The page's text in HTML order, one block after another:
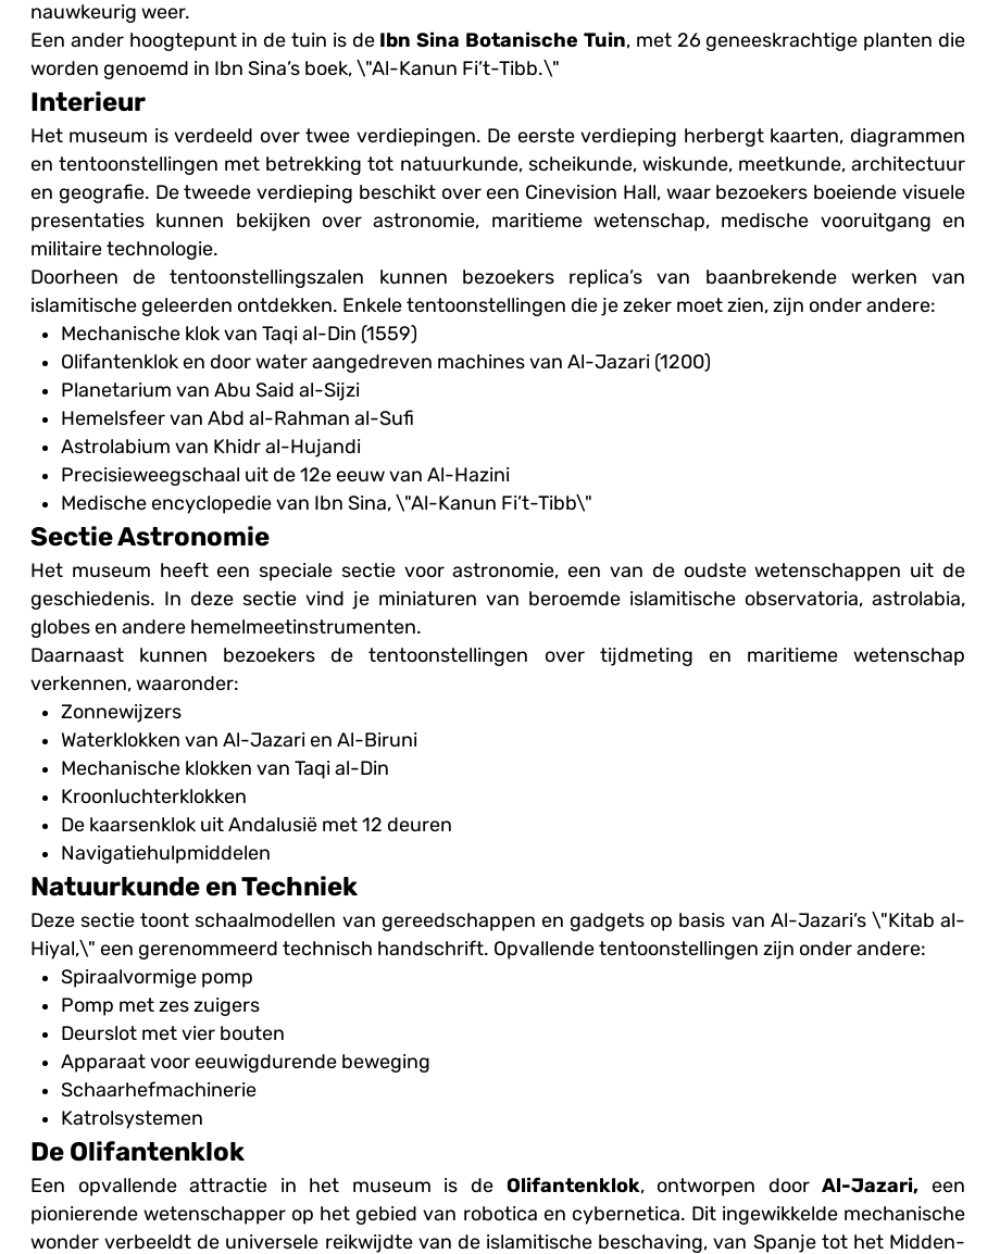
nauwkeurig weer.
Een ander hoogtepunt in de tuin is de Ibn Sina Botanische Tuin, met 26 geneeskrachtige planten die
worden genoemd in Ibn Sina’s boek, \"Al-Kanun Fi’t-Tibb.\"
Interieur
Het museum is verdeeld over twee verdiepingen. De eerste verdieping herbergt kaarten, diagrammen
en tentoonstellingen met betrekking tot natuurkunde, scheikunde, wiskunde, meetkunde, architectuur
en geografie. De tweede verdieping beschikt over een Cinevision Hall, waar bezoekers boeiende visuele
presentaties kunnen bekijken over astronomie, maritieme wetenschap, medische vooruitgang en
militaire technologie.
Doorheen de tentoonstellingszalen kunnen bezoekers replica’s van baanbrekende werken van
islamitische geleerden ontdekken. Enkele tentoonstellingen die je zeker moet zien, zijn onder andere:
Mechanische klok van Taqi al-Din (1559)
Olifantenklok en door water aangedreven machines van Al-Jazari (1200)
Planetarium van Abu Said al-Sijzi
Hemelsfeer van Abd al-Rahman al-Sufi
Astrolabium van Khidr al-Hujandi
Precisieweegschaal uit de 12e eeuw van Al-Hazini
Medische encyclopedie van Ibn Sina, \"Al-Kanun Fi’t-Tibb\"
Sectie Astronomie
Het museum heeft een speciale sectie voor astronomie, een van de oudste wetenschappen uit de
geschiedenis. In deze sectie vind je miniaturen van beroemde islamitische observatoria, astrolabia,
globes en andere hemelmeetinstrumenten.
Daarnaast kunnen bezoekers de tentoonstellingen over tijdmeting en maritieme wetenschap
verkennen, waaronder:
Zonnewijzers
Waterklokken van Al-Jazari en Al-Biruni
Mechanische klokken van Taqi al-Din
Kroonluchterklokken
De kaarsenklok uit Andalusië met 12 deuren
Navigatiehulpmiddelen
Natuurkunde en Techniek
Deze sectie toont schaalmodellen van gereedschappen en gadgets op basis van Al-Jazari’s \"Kitab al-
Hiyal,\" een gerenommeerd technisch handschrift. Opvallende tentoonstellingen zijn onder andere:
Spiraalvormige pomp
Pomp met zes zuigers
Deurslot met vier bouten
Apparaat voor eeuwigdurende beweging
Schaarhefmachinerie
Katrolsystemen
De Olifantenklok
Een opvallende attractie in het museum is de Olifantenklok, ontworpen doorAl-Jazari, een
pionierende wetenschapper op het gebied van robotica en cybernetica. Dit ingewikkelde mechanische
wonder verbeeldt de universele reikwijdte van de islamitische beschaving, van Spanje tot het Midden-